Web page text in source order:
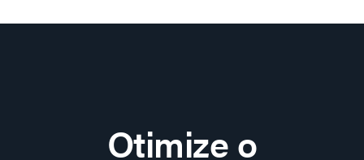
Otimize o